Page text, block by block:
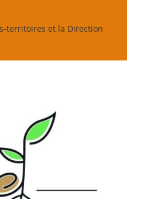
territoires et la Direction